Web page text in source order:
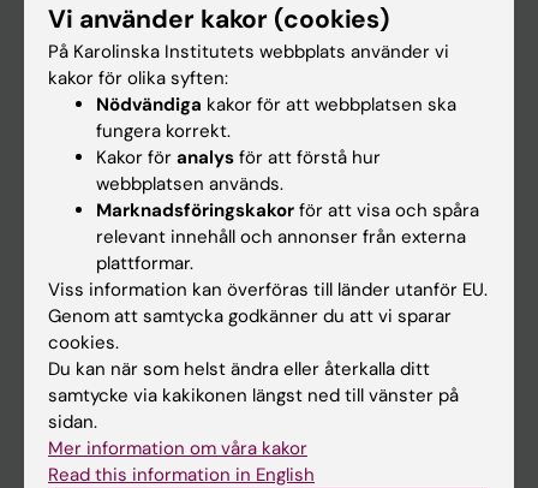
På gång
Nyheter
Kalender
Student
Canvas
Schema
Studentmejlen
Kurs- och programwebbar
Student på KI
Vi använder kakor (cookies)
På Karolinska Institutets webbplats använder vi
kakor för olika syften:
Nödvändiga kakor för att webbplatsen ska
fungera korrekt.
Kakor för analys för att förstå hur
webbplatsen används.
Marknadsföringskakor för att visa och spåra
relevant innehåll och annonser från externa
plattformar.
Viss information kan överföras till länder utanför EU.
Genom att samtycka godkänner du att vi sparar
cookies.
Du kan när som helst ändra eller återkalla ditt
samtycke via kakikonen längst ned till vänster på
sidan.
Mer information om våra kakor
Read this information in English